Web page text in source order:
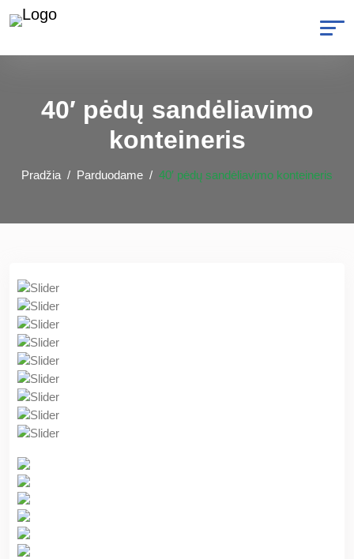
40′ pėdų sandėliavimo
konteineris
Pradžia Parduodame 40′ pėdų sandėliavimo konteineris